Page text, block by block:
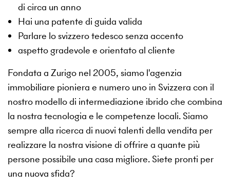
di circa un anno
Hai una patente di guida valida
Parlare lo svizzero tedesco senza accento
aspetto gradevole e orientato al cliente
Fondata a Zurigo nel 2005, siamo l'agenzia
immobiliare pioniera e numero uno in Svizzera con il
nostro modello di intermediazione ibrido che combina
la nostra tecnologia e le competenze locali. Siamo
sempre alla ricerca di nuovi talenti della vendita per
realizzare la nostra visione di offrire a quante più
persone possibile una casa migliore. Siete pronti per
una nuova sfida?